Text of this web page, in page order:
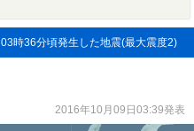
03時36分頃発生した地震(最大震度2)
2016年10月09日03:39発表